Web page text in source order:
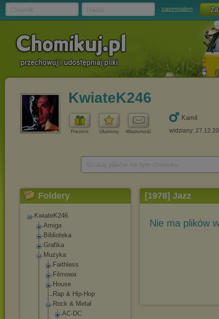
zapomniałem
KwiateK246
Prezent Ulubiony Wiadomość
Kamil
widziany:
Foldery
KwiateK246
Amiga
Biblioteka
Grafika
Muzyka
Faithless
Filmowa
House
Rap & Hip-Hop
Rock & Metal
AC-DC
[1978] Jazz
Nie ma plików